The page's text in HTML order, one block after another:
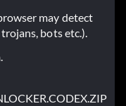
may detect
bots etc.).